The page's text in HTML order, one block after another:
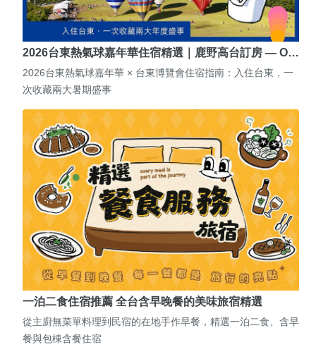
2026台東熱氣球嘉年華住宿精選｜鹿野高台訂房 — O…
2026台東熱氣球嘉年華 × 台東博覽會住宿指南：入住台東，一
次收藏兩大暑期盛事
一泊二食住宿推薦 全台含早晚餐的美味旅宿精選
從主廚無菜單料理到民宿的在地手作早餐，精選一泊二食、含早
餐與包棟含餐住宿